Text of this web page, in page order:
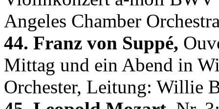
Angeles Chamber
44. Franz von Suppé,
Mittag und ein Abend in
Orchester, Leitung: Willie